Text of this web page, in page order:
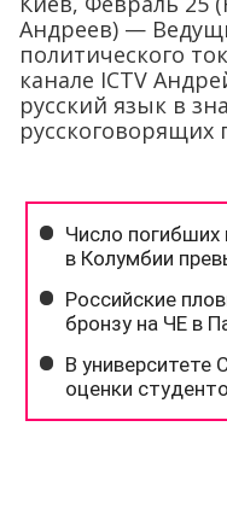
Андреев) —
политического
канале ICTV
русский язык в